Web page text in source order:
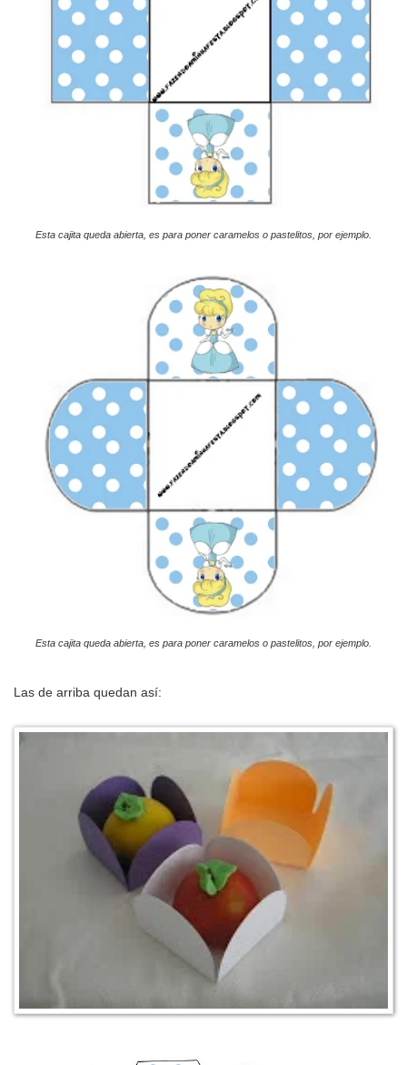
Esta cajita queda abierta, es para poner caramelos o pastelitos, por ejemplo.
Esta cajita queda abierta, es para poner caramelos o pastelitos, por ejemplo.
Las de arriba quedan así: